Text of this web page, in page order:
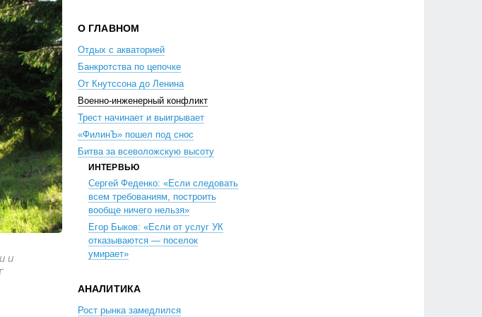
и
О ГЛАВНОМ
Отдых с акваторией
Банкротства по цепочке
От Кнутссона до Ленина
Военно-инженерный конфликт
Трест начинает и выигрывает
«ФилинЪ» пошел под снос
Битва за всеволожскую высоту
ИНТЕРВЬЮ
Сергей Феденко: «Если следовать
всем требованиям, построить
вообще ничего нельзя»
Егор Быков: «Если от услуг УК
отказываются — поселок
умирает»
АНАЛИТИКА
Рост рынка замедлился